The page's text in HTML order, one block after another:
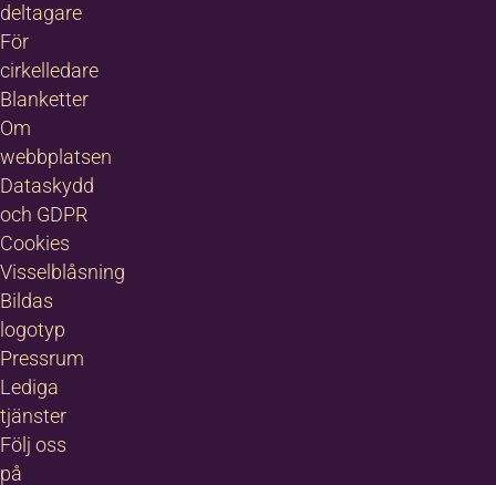
deltagare
För
cirkelledare
Blanketter
Om
webbplatsen
Dataskydd
och GDPR
Cookies
Visselblåsning
Bildas
logotyp
Pressrum
Lediga
tjänster
Följ oss
på